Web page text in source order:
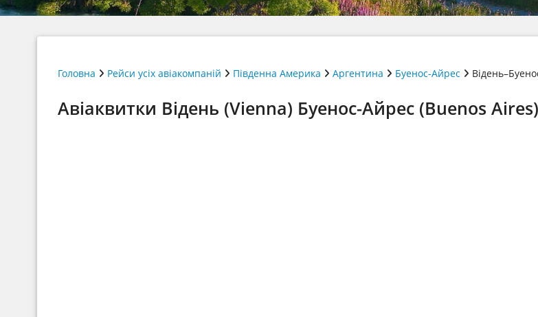
Головна Рейси усіх авіакомпаній Південна Америка Аргентина Буенос-Айрес
Авіаквитки Відень (Vienna) Буенос-Айрес (Buenos